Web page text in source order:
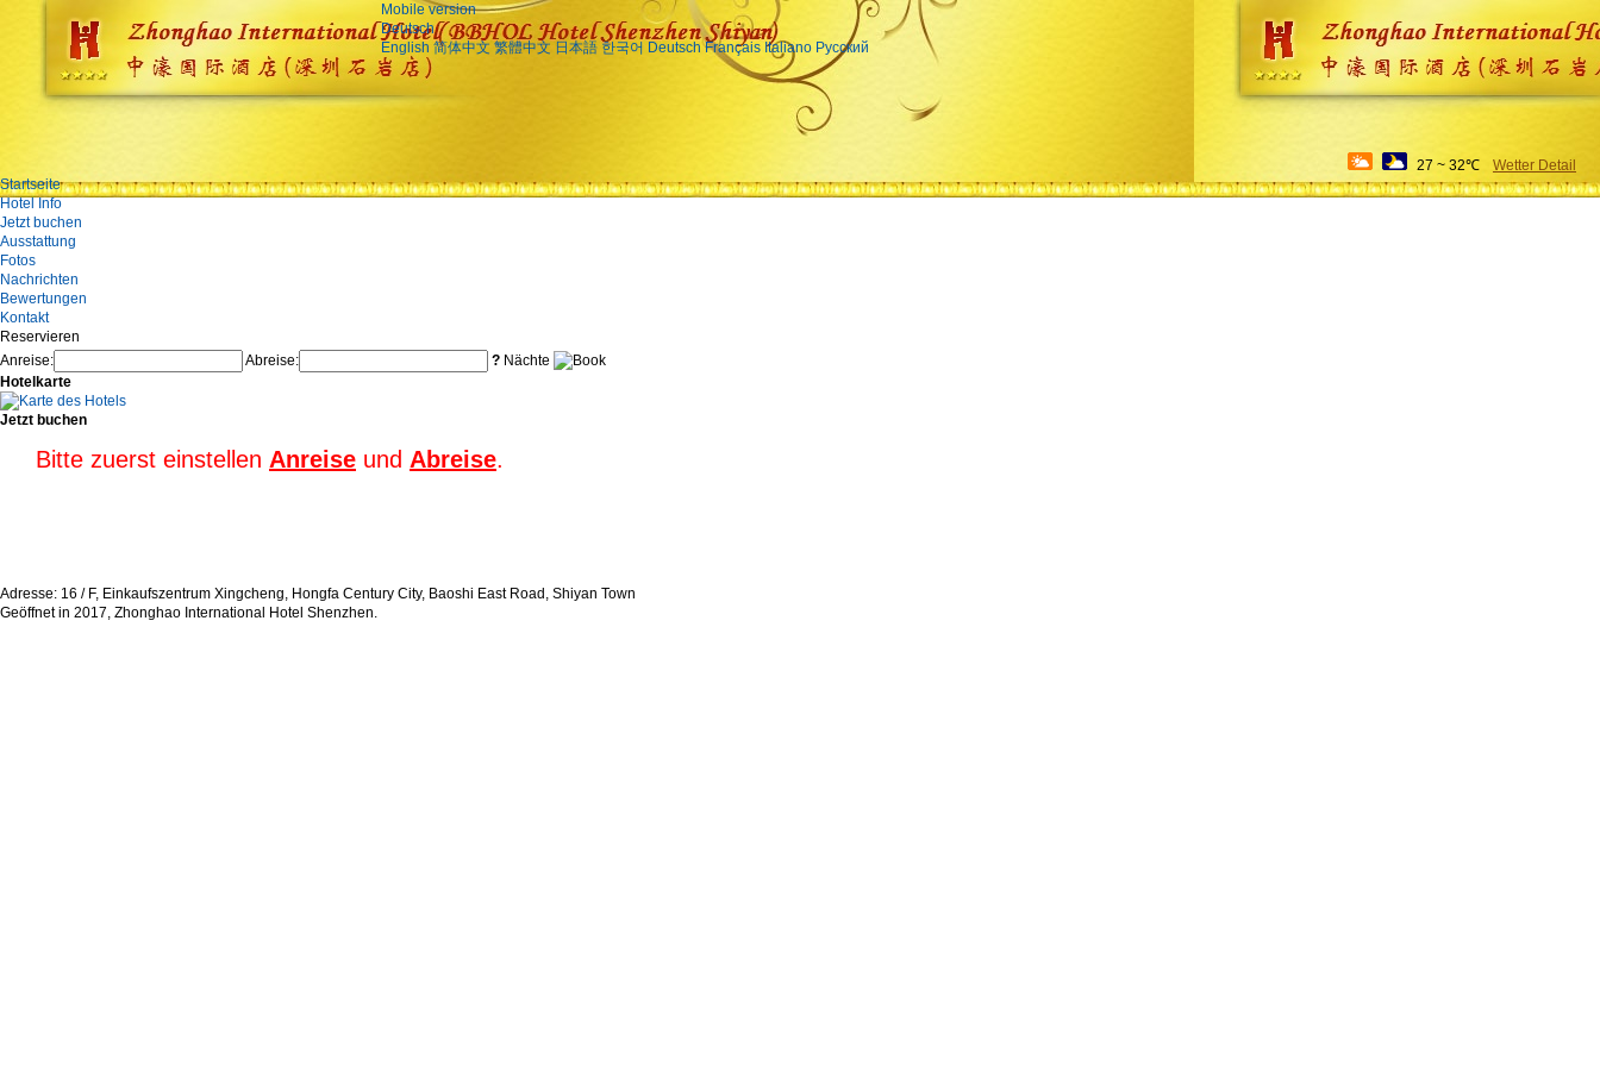
Mobile version
Deutsch
English 简体中文 繁體中文 日本語 한국어 Deutsch Français Italiano Русский
27 ~ 32℃
Wetter Detail
Startseite
Hotel Info
Jetzt buchen
Ausstattung
Fotos
Nachrichten
Bewertungen
Kontakt
Reservieren
Anreise:
Abreise: ? Nächte
Hotelkarte
Jetzt buchen
Bitte zuerst einstellen Anreise und Abreise.
Adresse: 16 / F, Einkaufszentrum Xingcheng, Hongfa Century City, Baoshi East Road, Shiyan Town
Geöffnet in 2017, Zhonghao International Hotel Shenzhen.